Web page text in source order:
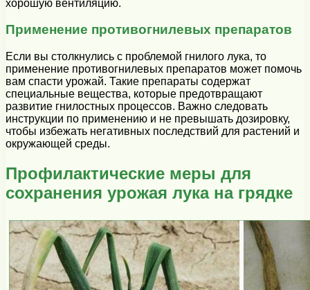
хорошую вентиляцию.
Применение противогнилевых препаратов
Если вы столкнулись с проблемой гнилого лука, то
применение противогнилевых препаратов может помочь
вам спасти урожай. Такие препараты содержат
специальные вещества, которые предотвращают
развитие гнилостных процессов. Важно следовать
инструкции по применению и не превышать дозировку,
чтобы избежать негативных последствий для растений и
окружающей среды.
Профилактические меры для
сохранения урожая лука на грядке